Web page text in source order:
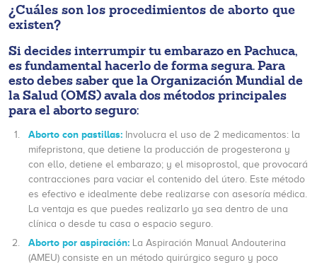
¿Cuáles son los procedimientos de aborto que
existen?
Si decides interrumpir tu embarazo en Pachuca,
es fundamental hacerlo de forma segura. Para
esto debes saber que la Organización Mundial de
la Salud (OMS) avala dos métodos principales
para el aborto seguro:
Aborto con pastillas: Involucra el uso de 2 medicamentos: la
mifepristona, que detiene la producción de progesterona y
con ello, detiene el embarazo; y el misoprostol, que provocará
contracciones para vaciar el contenido del útero. Este método
es efectivo e idealmente debe realizarse con asesoría médica.
La ventaja es que puedes realizarlo ya sea dentro de una
clínica o desde tu casa o espacio seguro.
Aborto por aspiración: La Aspiración Manual Andouterina
(AMEU) consiste en un método quirúrgico seguro y poco